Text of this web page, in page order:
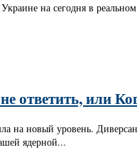
на сегодня в
ответить, или
на новый уровень.
ядерной...